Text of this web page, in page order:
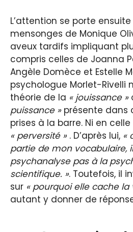
L’attention se porte
mensonges de Monique
aveux tardifs impliquant
compris celles de Joanna
Angèle Domèce et Estelle
psychologue Morlet-Rivelli
théorie de la « jouissance »
puissance »présente dans
prises à la barre. Ni en
« perversité » . D’après lui, «
partie de mon vocabulaire,
psychanalyse pas à la
scientifique. ». Toutefois, il
sur « pourquoi elle cache la
autant y donner de